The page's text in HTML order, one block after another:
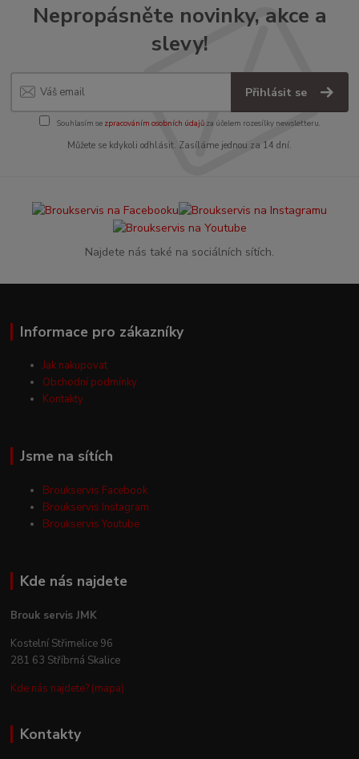
Nepropásněte novinky, akce a
slevy!
Přihlásit se
Souhlasím se zpracováním osobních údajůza účelem rozesílky newsletteru.
Můžete se kdykoli odhlásit. Zasíláme jednou za 14 dní.
Najdete nás také na sociálních sítích.
Informace pro zákazníky
Jak nakupovat
Obchodní podmínky
Kontakty
Jsme na sítích
Broukservis Facebook
Broukservis Instagram
Broukservis Youtube
Kde nás najdete
Brouk servis JMK
Kostelní Střimelice 96
281 63 Stříbrná Skalice
Kde nás najdete? (mapa)
Kontakty